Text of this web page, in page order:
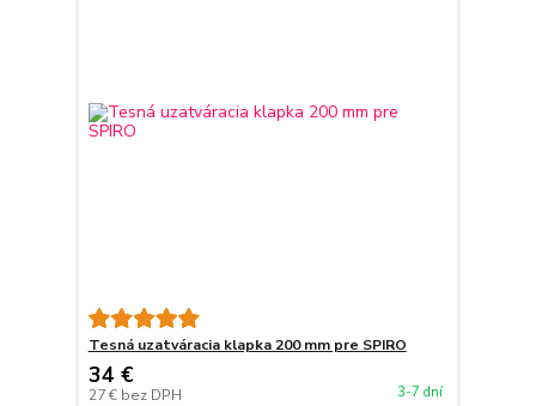
Tesná uzatváracia klapka 200 mm pre SPIRO
34 €
27 € bez DPH 3-7 dní